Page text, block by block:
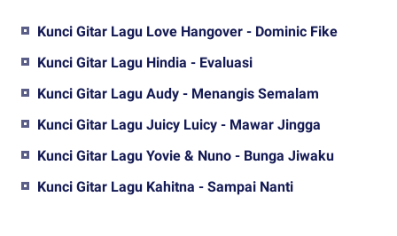
Kunci Gitar Lagu Love Hangover - Dominic Fike
Kunci Gitar Lagu Hindia - Evaluasi
Kunci Gitar Lagu Audy - Menangis Semalam
Kunci Gitar Lagu Juicy Luicy - Mawar Jingga
Kunci Gitar Lagu Yovie & Nuno - Bunga Jiwaku
Kunci Gitar Lagu Kahitna - Sampai Nanti